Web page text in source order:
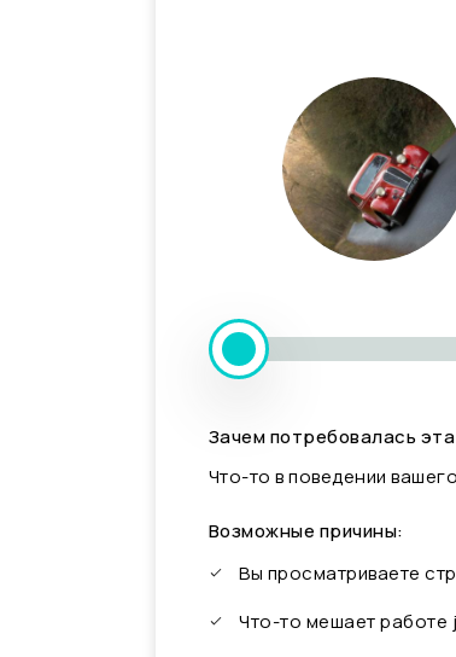
Зачем потребовалась
Что-то в поведении
Возможные причины:
Вы просматриваете
Что-то мешает работе